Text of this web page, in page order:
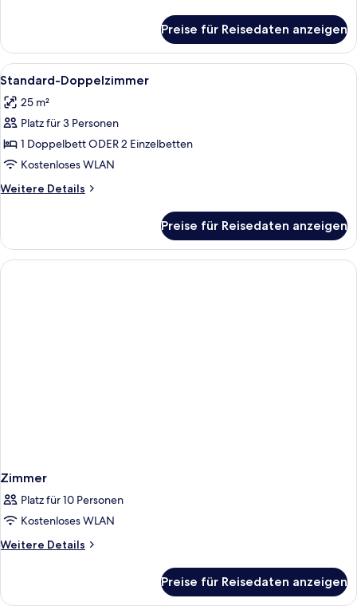
Suite
Preise für Reisedaten anzeigen
Alle
Fotos
für
Standard-
Doppelzimmer
anzeigen
Ein Hotelzimmer mit einem großen
15
Standard-Doppelzimmer
25 m²
Platz für 3 Personen
1 Doppelbett ODER 2 Einzelbetten
Kostenloses WLAN
Weitere Details
Weitere
Doppelzimmer
Preise für Reisedaten anzeigen
Zimmer
Platz für 10 Personen
Kostenloses WLAN
Weitere Details
Weitere
Preise für Reisedaten anzeigen